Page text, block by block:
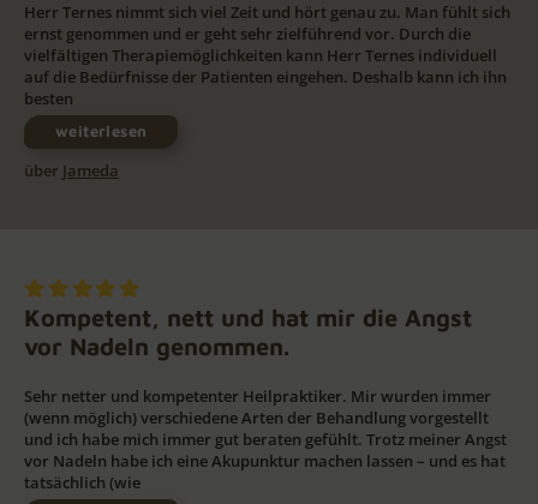
Herr Ternes nimmt sich viel Zeit und hört genau zu. Man fühlt sich
ernst genommen und er geht sehr zielführend vor. Durch die
vielfältigen Therapiemöglichkeiten kann Herr Ternes individuell
auf die Bedürfnisse der Patienten eingehen. Deshalb kann ich ihn
besten
weiterlesen
über Jameda
Kompetent, nett und hat mir die Angst
vor Nadeln genommen.
Sehr netter und kompetenter Heilpraktiker. Mir wurden immer
(wenn möglich) verschiedene Arten der Behandlung vorgestellt
und ich habe mich immer gut beraten gefühlt. Trotz meiner Angst
vor Nadeln habe ich eine Akupunktur machen lassen – und es hat
tatsächlich (wie